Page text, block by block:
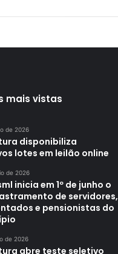
mais vistas
de 2026
disponibiliza
lotes em leilão online
de 2026
inicia em 1º de junho o
de servidores,
e pensionistas do
de 2026
abre teste seletivo